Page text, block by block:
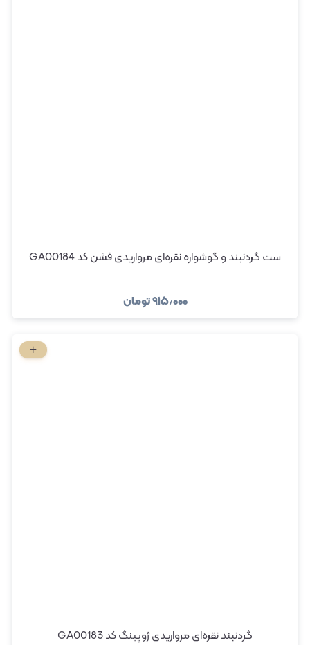
ست گردنبند و گوشواره نقره‌ای مرواریدی فشن کد GA00184
۹۱۵٫۰۰۰تومان
گردنبند نقره‌ای مرواریدی ژوپینگ کد GA00183